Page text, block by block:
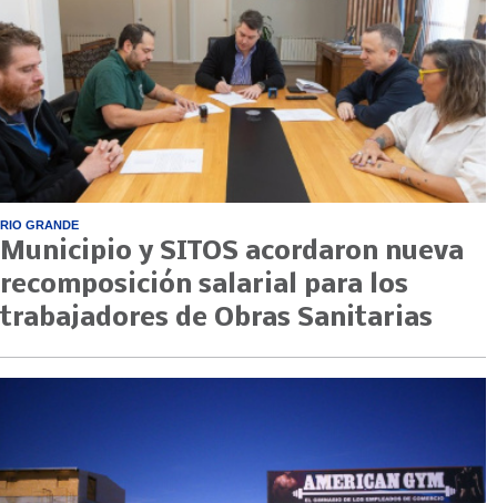
RIO GRANDE
Municipio y SITOS acordaron nueva
recomposición salarial para los
trabajadores de Obras Sanitarias